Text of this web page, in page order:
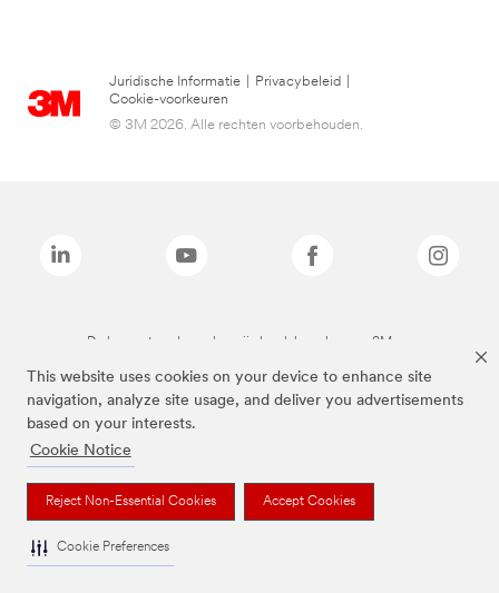
This website uses cookies on your device to enhance site
navigation, analyze site usage, and deliver you advertisements
based on your interests.
Cookie Notice
Reject Non-Essential Cookies Accept Cookies
Cookie Preferences
Juridische Informatie Privacybeleid
Cookie-voorkeuren
© 3M 2026. Alle rechten voorbehouden.
De bovenstaande merken zijn handelsmerken van 3M.we